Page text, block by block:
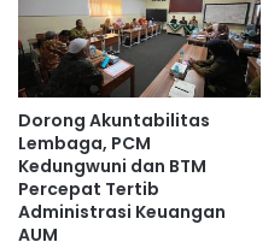
Dorong Akuntabilitas
Lembaga, PCM
Kedungwuni dan BTM
Percepat Tertib
Administrasi Keuangan
AUM